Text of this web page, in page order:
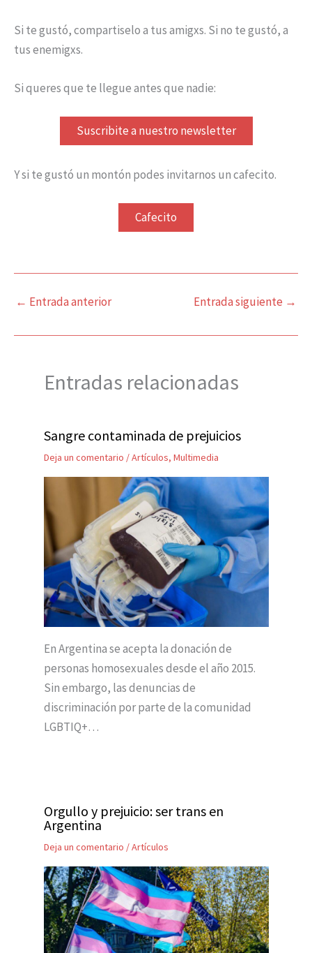
Si te gustó, compartiselo a tus amigxs. Si no te gustó, a
tus enemigxs.
Si queres que te llegue antes que nadie:
Suscribite a nuestro newsletter
Y si te gustó un montón podes invitarnos un cafecito.
Cafecito
← Entrada anterior Entrada siguiente →
Entradas relacionadas
Sangre contaminada de prejuicios
Deja un comentario /Artículos, Multimedia
En Argentina se acepta la donación de
personas homosexuales desde el año 2015.
Sin embargo, las denuncias de
discriminación por parte de la comunidad
LGBTIQ+…
Orgullo y prejuicio: ser trans en
Argentina
Deja un comentario /Artículos